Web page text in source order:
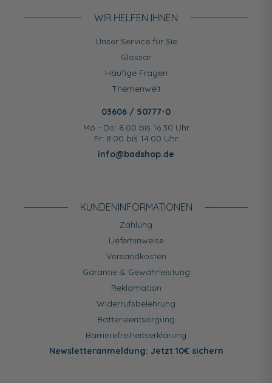
WIR HELFEN IHNEN
Unser Service für Sie
Glossar
Häufige Fragen
Themenwelt
03606 / 50777-0
Mo - Do: 8.00 bis 16.30 Uhr
Fr: 8.00 bis 14.00 Uhr
info@badshop.de
KUNDEN­INFORMATIONEN
Zahlung
Lieferhinweise
Versandkosten
Garantie & Gewährleistung
Reklamation
Widerrufsbelehrung
Batterieentsorgung
Barrierefreiheitserklärung
Newsletteranmeldung: Jetzt 10€ sichern